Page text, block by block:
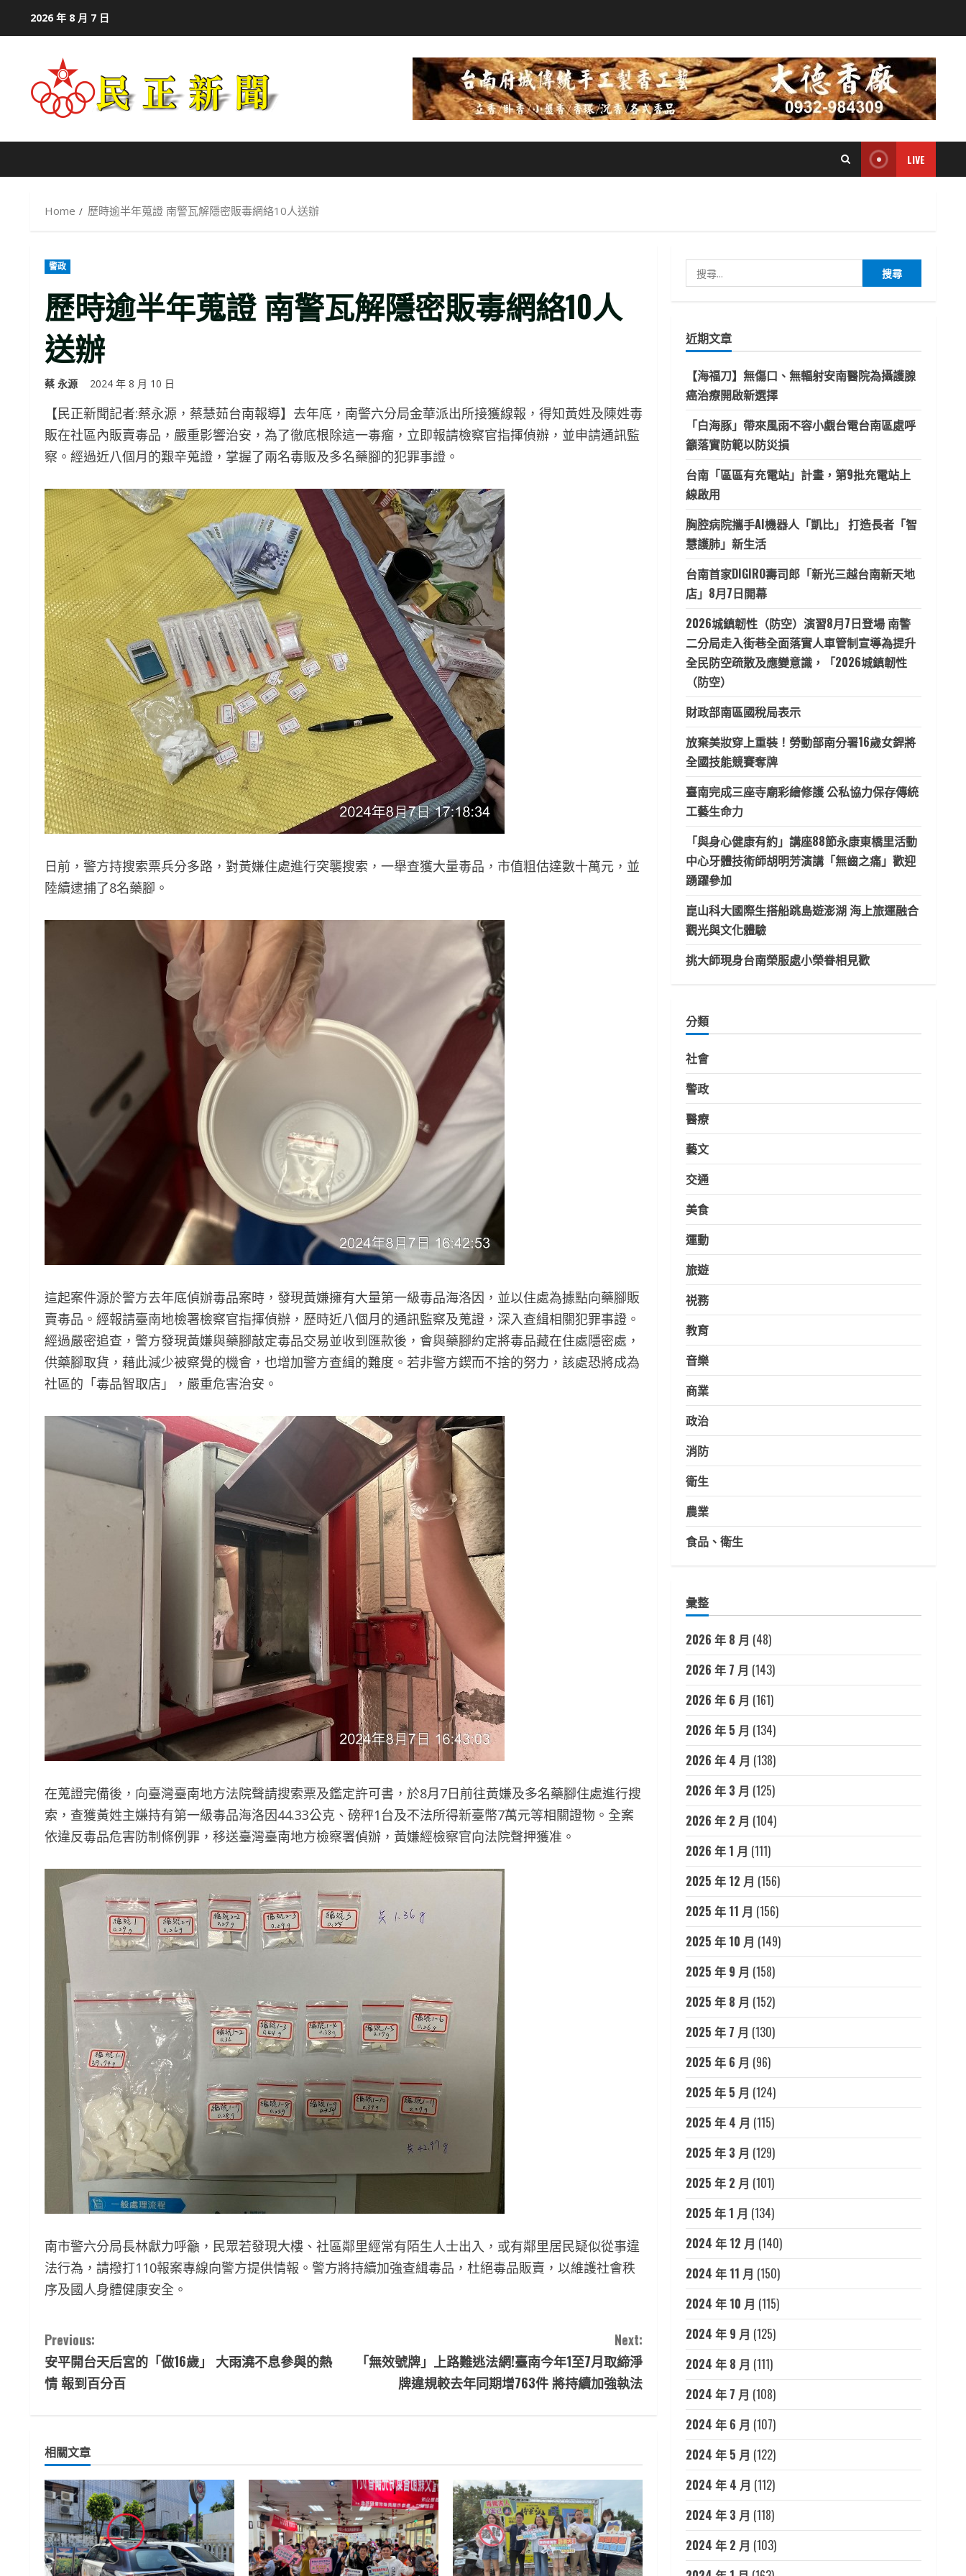
2026 年 8 月 7 日
LIVE
Home 歷時逾半年蒐證 南警瓦解隱密販毒網絡10人送辦
警政
歷時逾半年蒐證 南警瓦解隱密販毒網絡10人
送辦
蔡 永源 2024 年 8 月 10 日
【民正新聞記者:蔡永源，蔡慧茹台南報導】去年底，南警六分局金華派出所接獲線報，得知黃姓及陳姓毒
販在社區內販賣毒品，嚴重影響治安，為了徹底根除這一毒瘤，立即報請檢察官指揮偵辦，並申請通訊監
察。經過近八個月的艱辛蒐證，掌握了兩名毒販及多名藥腳的犯罪事證。
日前，警方持搜索票兵分多路，對黃嫌住處進行突襲搜索，一舉查獲大量毒品，市值粗估達數十萬元，並
陸續逮捕了8名藥腳。
這起案件源於警方去年底偵辦毒品案時，發現黃嫌擁有大量第一級毒品海洛因，並以住處為據點向藥腳販
賣毒品。經報請臺南地檢署檢察官指揮偵辦，歷時近八個月的通訊監察及蒐證，深入查緝相關犯罪事證。
經過嚴密追查，警方發現黃嫌與藥腳敲定毒品交易並收到匯款後，會與藥腳約定將毒品藏在住處隱密處，
供藥腳取貨，藉此減少被察覺的機會，也增加警方查緝的難度。若非警方鍥而不捨的努力，該處恐將成為
社區的「毒品智取店」，嚴重危害治安。
在蒐證完備後，向臺灣臺南地方法院聲請搜索票及鑑定許可書，於8月7日前往黃嫌及多名藥腳住處進行搜
索，查獲黃姓主嫌持有第一級毒品海洛因44.33公克、磅秤1台及不法所得新臺幣7萬元等相關證物。全案
依違反毒品危害防制條例罪，移送臺灣臺南地方檢察署偵辦，黃嫌經檢察官向法院聲押獲准。
南市警六分局長林獻力呼籲，民眾若發現大樓、社區鄰里經常有陌生人士出入，或有鄰里居民疑似從事違
法行為，請撥打110報案專線向警方提供情報。警方將持續加強查緝毒品，杜絕毒品販賣，以維護社會秩
序及國人身體健康安全。
C
o
i
n
u
e
Previous:
安平開台天后宮的「做16歲」 大雨澆不息參與的熱
情 報到百分百
Next:
「無效號牌」上路難逃法網!臺南今年1至7月取締淨
牌違規較去年同期增763件 將持續加強執法
相關文章
尋
字:
近期文章
【海福刀】無傷口、無輻射安南醫院為攝護腺
癌治療開啟新選擇
「白海豚」帶來風雨不容小覷台電台南區處呼
籲落實防範以防災損
台南「區區有充電站」計畫，第9批充電站上
線啟用
胸腔病院攜手AI機器人「凱比」 打造長者「智
慧護肺」新生活
台南首家DIGIRO壽司郎「新光三越台南新天地
店」8月7日開幕
2026城鎮韌性（防空）演習8月7日登場 南警
二分局走入街巷全面落實人車管制宣導為提升
全民防空疏散及應變意識，「2026城鎮韌性
（防空）
財政部南區國稅局表示
放棄美妝穿上重裝！勞動部南分署16歲女銲將
全國技能競賽奪牌
臺南完成三座寺廟彩繪修護 公私協力保存傳統
工藝生命力
「與身心健康有約」講座88節永康東橋里活動
中心牙體技術師胡明芳演講「無齒之痛」歡迎
踴躍參加
崑山科大國際生搭船跳島遊澎湖 海上旅運融合
觀光與文化體驗
挑大師現身台南榮服處小榮眷相見歡
分類
社會
警政
醫療
藝文
交通
美食
運動
旅遊
祱務
教育
音樂
商業
政治
消防
衛生
農業
食品、衛生
彙整
2026 年 8 月 (48)
2026 年 7 月 (143)
2026 年 6 月 (161)
2026 年 5 月 (134)
2026 年 4 月 (138)
2026 年 3 月 (125)
2026 年 2 月 (104)
2026 年 1 月 (111)
2025 年 12 月 (156)
2025 年 11 月 (156)
2025 年 10 月 (149)
2025 年 9 月 (158)
2025 年 8 月 (152)
2025 年 7 月 (130)
2025 年 6 月 (96)
2025 年 5 月 (124)
2025 年 4 月 (115)
2025 年 3 月 (129)
2025 年 2 月 (101)
2025 年 1 月 (134)
2024 年 12 月 (140)
2024 年 11 月 (150)
2024 年 10 月 (115)
2024 年 9 月 (125)
2024 年 8 月 (111)
2024 年 7 月 (108)
2024 年 6 月 (107)
2024 年 5 月 (122)
2024 年 4 月 (112)
2024 年 3 月 (118)
2024 年 2 月 (103)